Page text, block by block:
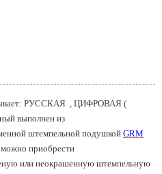
РУССКАЯ , ЦИФРОВАЯ (
выполнен из
штемпельной подушкой GRM
можно приобрести
или неокрашенную штемпельную